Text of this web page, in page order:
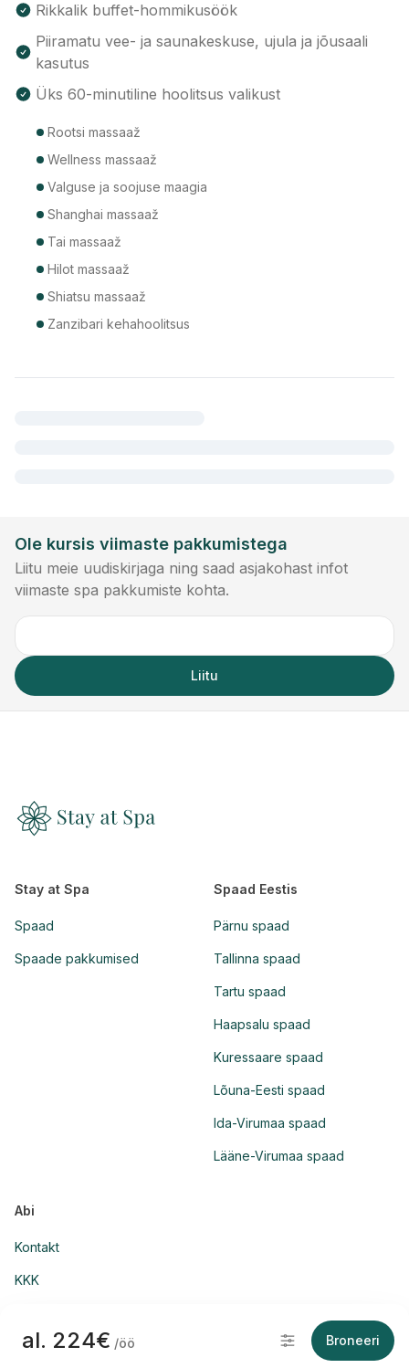
Rikkalik buffet-hommikusöök
Piiramatu vee- ja saunakeskuse, ujula ja jõusaali
kasutus
Üks 60-minutiline hoolitsus valikust
Rootsi massaaž
Wellness massaaž
Valguse ja soojuse maagia
Shanghai massaaž
Tai massaaž
Hilot massaaž
Shiatsu massaaž
Zanzibari kehahoolitsus
al. 224€ /öö Broneeri
Ole kursis viimaste pakkumistega
Liitu meie uudiskirjaga ning saad asjakohast infot
viimaste spa pakkumiste kohta.
Liitu
Stay at Spa
Spaad
Spaade pakkumised
Spaad Eestis
Pärnu spaad
Tallinna spaad
Tartu spaad
Haapsalu spaad
Kuressaare spaad
Lõuna-Eesti spaad
Ida-Virumaa spaad
Lääne-Virumaa spaad
Abi
Kontakt
KKK